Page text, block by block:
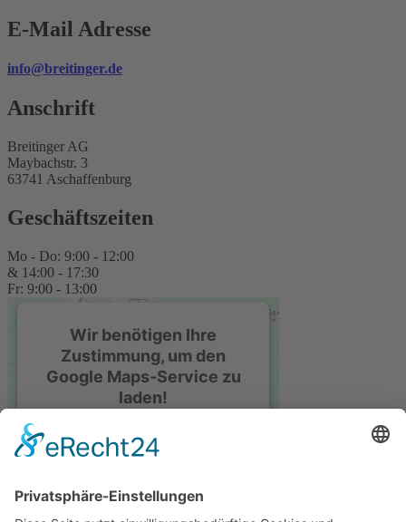
E-Mail Adresse
info@breitinger.de
Anschrift
Breitinger AG
Maybachstr. 3
63741 Aschaffenburg
Geschäftszeiten
Mo - Do: 9:00 - 12:00
& 14:00 - 17:30
Fr: 9:00 - 13:00
Wir benötigen Ihre
Zustimmung, um den
Google Maps-Service zu
laden!
Wir verwenden einen Service eines
Drittanbieters, um Karteninhalte
Daten zu Ihren Aktivitäten
sammeln. Bitte lesen Sie die Details